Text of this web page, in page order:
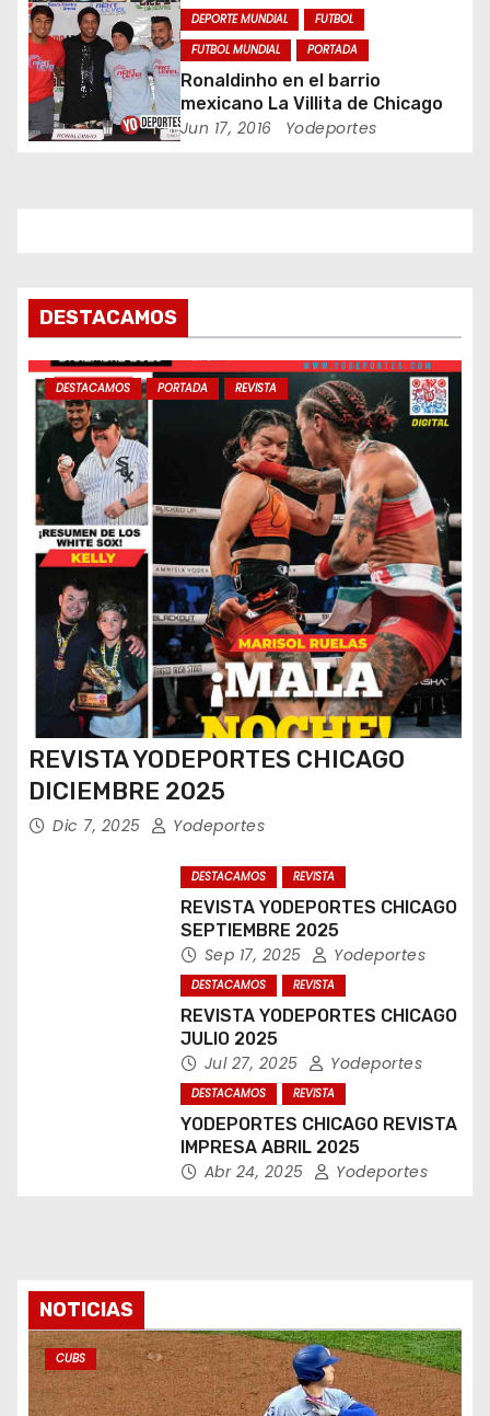
e
n
t
r
s
DEPORTE MUNDIAL
FUTBOL
FUTBOL MUNDIAL
PORTADA
Ronaldinho en el barrio
mexicano La Villita de Chicago
Jun 17, 2016 Yodeportes
DESTACAMOS
DESTACAMOS PORTADA REVISTA
REVISTA YODEPORTES CHICAGO
DICIEMBRE 2025
Dic 7, 2025 Yodeportes
DESTACAMOS REVISTA
REVISTA YODEPORTES CHICAGO
SEPTIEMBRE 2025
Sep 17, 2025 Yodeportes
DESTACAMOS REVISTA
REVISTA YODEPORTES CHICAGO
JULIO 2025
Jul 27, 2025 Yodeportes
DESTACAMOS REVISTA
YODEPORTES CHICAGO REVISTA
IMPRESA ABRIL 2025
Abr 24, 2025 Yodeportes
NOTICIAS
CUBS